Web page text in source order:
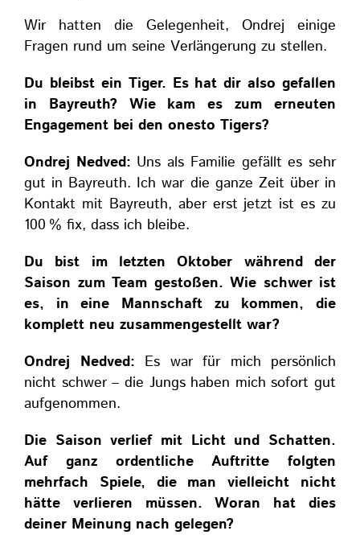
Wir hatten die Gelegenheit, Ondrej einige
Fragen rund um seine Verlängerung zu stellen.
Du bleibst ein Tiger. Es hat dir also gefallen
in Bayreuth? Wie kam es zum erneuten
Engagement bei den onesto Tigers?
Ondrej Nedved: Uns als Familie gefällt es sehr
gut in Bayreuth. Ich war die ganze Zeit über in
Kontakt mit Bayreuth, aber erst jetzt ist es zu
100 % fix, dass ich bleibe.
Du bist im letzten Oktober während der
Saison zum Team gestoßen. Wie schwer ist
es, in eine Mannschaft zu kommen, die
komplett neu zusammengestellt war?
Ondrej Nedved: Es war für mich persönlich
nicht schwer – die Jungs haben mich sofort gut
aufgenommen.
Die Saison verlief mit Licht und Schatten.
Auf ganz ordentliche Auftritte folgten
mehrfach Spiele, die man vielleicht nicht
hätte verlieren müssen. Woran hat dies
deiner Meinung nach gelegen?